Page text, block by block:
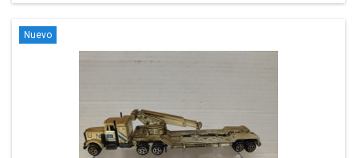
Nuevo